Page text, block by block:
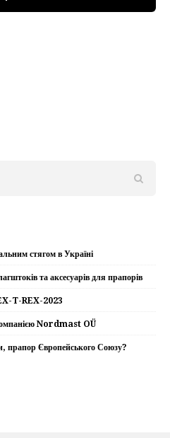
стягом в Україні
та аксесуарів для прапорів
T-REX-2023
Nordmast OÜ
прапор Європейського Союзу?